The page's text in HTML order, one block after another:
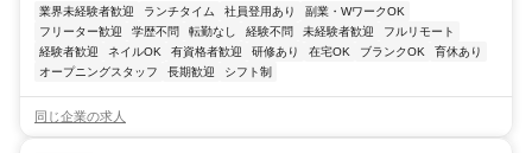
業界未経験者歓迎 ランチタイム 社員登用あり
副業・WワークOK
フリーター歓迎
学歴不問 転勤なし 経験不問 未経験者歓迎
フルリモート
経験者歓迎
ネイルOK 有資格者歓迎 研修あり 在宅OK ブランクOK
育休あり
オープニングスタッフ
長期歓迎 シフト制
同じ企業の求人